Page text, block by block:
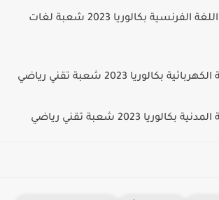
تصحيح موضوع اللغة الفرنسية بكالوريا 2023 شعبة لغات
2023 شعبة تقني رياضي
2023 شعبة تقني رياضي